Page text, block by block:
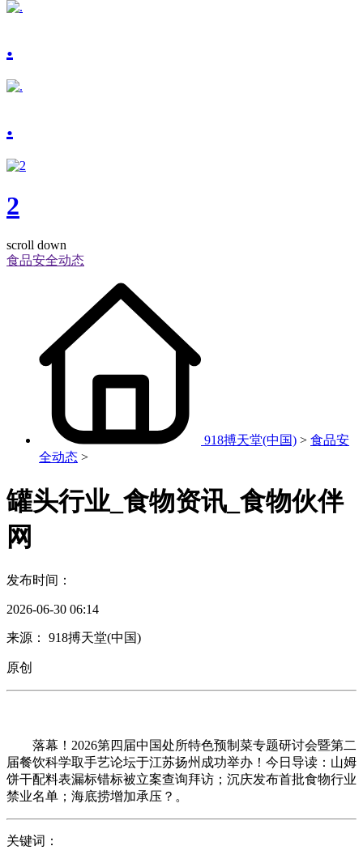
.
.
2
scroll down
食品安全动态
918搏天堂(中国) > 食品安
全动态 >
罐头行业_食物资讯_食物伙伴
网
发布时间：
2026-06-30 06:14
来源： 918搏天堂(中国)
原创
落幕！2026第四届中国处所特色预制菜专题研讨会暨第二
届餐饮科学取手艺论坛于江苏扬州成功举办！今日导读：山姆
饼干配料表漏标错标被立案查询拜访；沉庆发布首批食物行业
禁业名单；海底捞增加承压？。
关键词：